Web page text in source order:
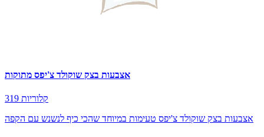
אצבעות בצק שוקולד צ'יפס מתוקות
319 קלוריות
אצבעות בצק שוקולד צ'יפס טעימות במיוחד שהכי כיף לנשנש עם הקפה